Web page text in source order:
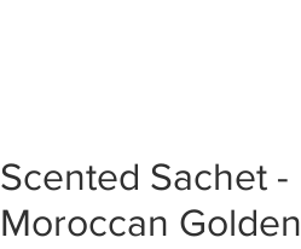
Scented Sachet -
Moroccan Golden